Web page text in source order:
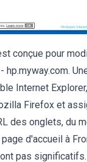
conçue pour
hp.myway.com.
Internet
Firefox et
des onglets, du
d'accueil à
pas